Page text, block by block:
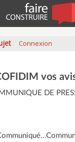
Connexion
vos
DE